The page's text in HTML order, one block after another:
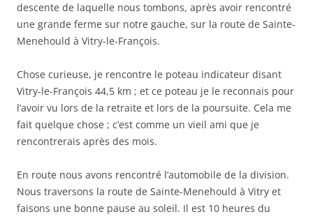
descente de laquelle nous tombons, après avoir rencontré
une grande ferme sur notre gauche, sur la route de Sainte-
Menehould à Vitry-le-François.
Chose curieuse, je rencontre le poteau indicateur disant
Vitry-le-François 44,5 km ; et ce poteau je le reconnais pour
l’avoir vu lors de la retraite et lors de la poursuite. Cela me
fait quelque chose ; c’est comme un vieil ami que je
rencontrerais après des mois.
En route nous avons rencontré l’automobile de la division.
Nous traversons la route de Sainte-Menehould à Vitry et
faisons une bonne pause au soleil. Il est 10 heures du